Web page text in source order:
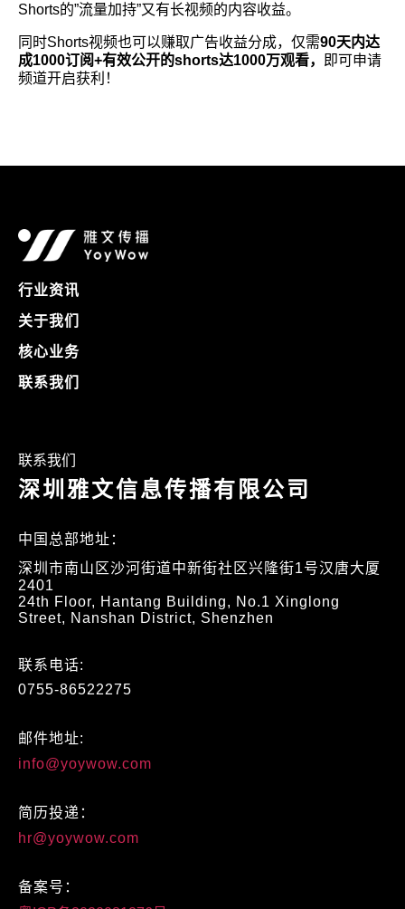
Shorts的”流量加持”又有长视频的内容收益。
同时Shorts视频也可以赚取广告收益分成，仅需90天内达
成1000订阅+有效公开的shorts达1000万观看，
即可申请
频道开启获利！
行业资讯
关于我们
核心业务
联系我们
联系我们
深圳雅文信息传播有限公司
中国总部地址：
深圳市南山区沙河街道中新街社区兴隆街1号汉唐大厦
2401
24th Floor, Hantang Building, No.1 Xinglong
Street, Nanshan District, Shenzhen
联系电话:
0755-86522275
邮件地址:
info@yoywow.com
简历投递：
hr@yoywow.com
备案号：